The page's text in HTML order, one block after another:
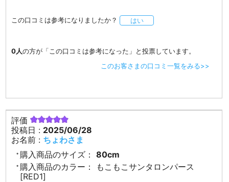
この口コミは参考になりましたか？ はい
0人の方が「この口コミは参考になった」と投票しています。
このお客さまの口コミ一覧をみる>>
評価
投稿日 : 2025/06/28
お名前 : ちょわさま
購入商品のサイズ：
80cm
購入商品のカラー：
もこもこサンタロンパース
[RED1]